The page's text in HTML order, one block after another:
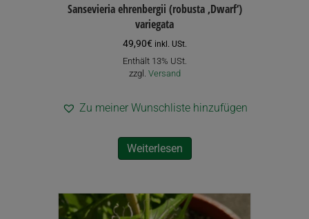
Sansevieria ehrenbergii (robusta ‚Dwarf‘)
variegata
49,90€ inkl. USt.
Enthält 13% USt.
zzgl. Versand
Zu meiner Wunschliste hinzufügen
Weiterlesen